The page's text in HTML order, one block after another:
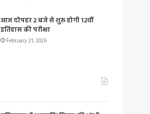
आज दोपहर 2 बजे से शुरू होगी 12वीं
इतिहास की परीक्षा
February 21, 2026